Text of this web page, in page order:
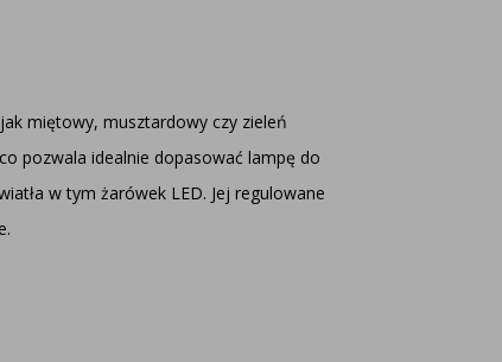
miętowy, musztardowy czy zieleń
pozwala idealnie dopasować lampę do
w tym żarówek LED. Jej regulowane